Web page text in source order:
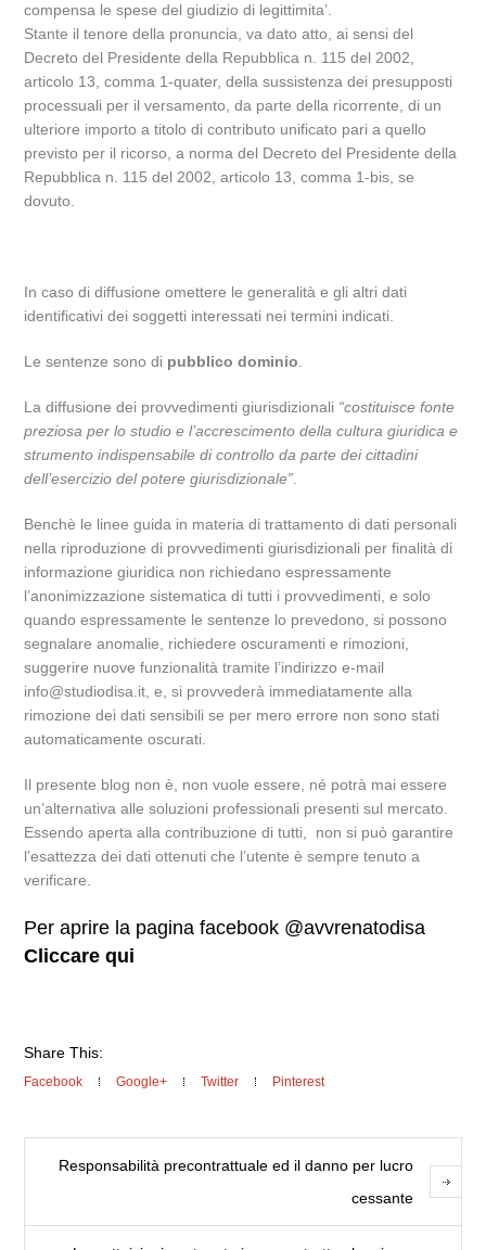
compensa le spese del giudizio di legittimita’.
Stante il tenore della pronuncia, va dato atto, ai sensi del
Decreto del Presidente della Repubblica n. 115 del 2002,
articolo 13, comma 1-quater, della sussistenza dei presupposti
processuali per il versamento, da parte della ricorrente, di un
ulteriore importo a titolo di contributo unificato pari a quello
previsto per il ricorso, a norma del Decreto del Presidente della
Repubblica n. 115 del 2002, articolo 13, comma 1-bis, se
dovuto.
In caso di diffusione omettere le generalità e gli altri dati
identificativi dei soggetti interessati nei termini indicati.
Le sentenze sono di pubblico dominio
La diffusione dei provvedimenti giurisdizionali “costituisce fonte
preziosa per lo studio e l’accrescimento della cultura giuridica e
strumento indispensabile di controllo da parte dei cittadini
dell’esercizio del potere giurisdizionale”
Benchè le linee guida in materia di trattamento di dati personali
nella riproduzione di provvedimenti giurisdizionali per finalità di
informazione giuridica non richiedano espressamente
l’anonimizzazione sistematica di tutti i provvedimenti, e solo
quando espressamente le sentenze lo prevedono, si possono
segnalare anomalie, richiedere oscuramenti e rimozioni,
suggerire nuove funzionalità tramite l’indirizzo e-mail
info@studiodisa.it, e, si provvederà immediatamente alla
rimozione dei dati sensibili se per mero errore non sono stati
automaticamente oscurati.
Il presente blog non è, non vuole essere, né potrà mai essere
un’alternativa alle soluzioni professionali presenti sul mercato.
Essendo aperta alla contribuzione di tutti, non si può garantire
l’esattezza dei dati ottenuti che l’utente è sempre tenuto a
verificare.
Per aprire la pagina facebook @avvrenatodisa
Cliccare qui
Share This:
Facebook Google+ Twitter Pinterest
Responsabilità precontrattuale ed il danno per lucro
cessante